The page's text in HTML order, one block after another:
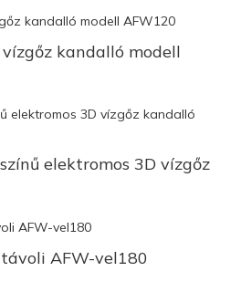
kandalló modell
elektromos 3D vízgőz
AFW-vel180